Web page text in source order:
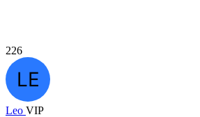
226
Leo VIP